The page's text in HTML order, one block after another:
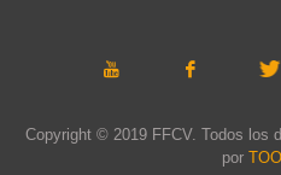
Copyright © 2019 FFCV. Todos los
por